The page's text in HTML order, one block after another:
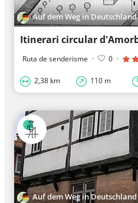
Auf dem Weg in Deutschland
Ruta de senderisme · 0 ·
2,38 km 110 m
Auf dem Weg in Deutschland